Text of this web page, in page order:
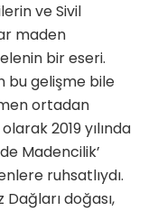
ve Sivil
maden
bir eseri.
bu gelişme bile
ortadan
2019 yılında
Madencilik’
ruhsatlıydı.
doğası,